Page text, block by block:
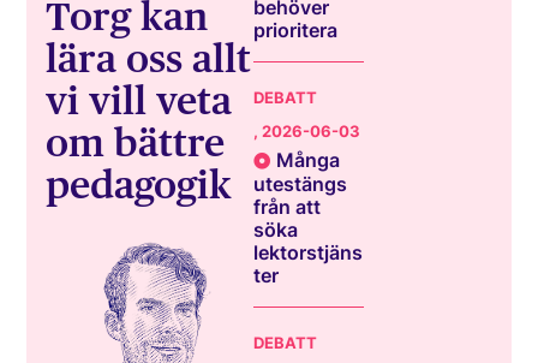
Torg kan
lära oss allt
vi vill veta
om bättre
pedagogik
behöver
prioritera
DEBATT
, 2026-06-03
Många
utestängs
från att
söka
lektorstjäns
ter
DEBATT